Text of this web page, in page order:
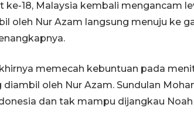
ke-18, Malaysia kembali mengancam
oleh Nur Azam langsung menuju ke
memecah kebuntuan pada
diambil oleh Nur Azam. Sundulan
dan tak mampu dijangkau Noah